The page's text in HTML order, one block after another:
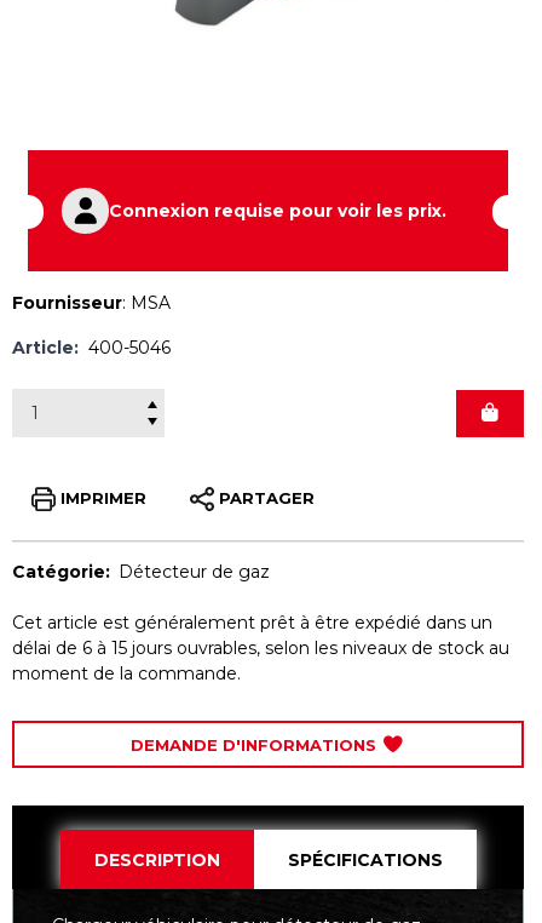
Connexion requise pour voir les prix.
Fournisseur: MSA
Article: 400-5046
IMPRIMER PARTAGER
Catégorie: Détecteur de gaz
Cet article est généralement prêt à être expédié dans un
délai de 6 à 15 jours ouvrables, selon les niveaux de stock au
moment de la commande.
DEMANDE D'INFORMATIONS
DESCRIPTION SPÉCIFICATIONS